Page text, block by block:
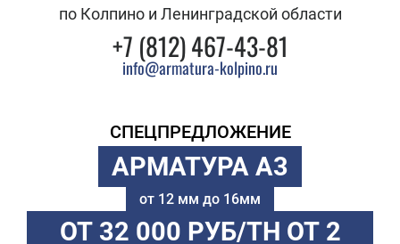
по Колпино и Ленинградской области
+7 (812) 467-43-81
info@armatura-kolpino.ru
СПЕЦПРЕДЛОЖЕНИЕ
АРМАТУРА А3
от 12 мм до 16мм
ОТ 32 000 РУБ/ТН ОТ 2